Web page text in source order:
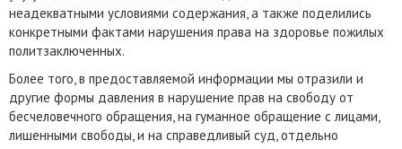
неадекватными условиями содержания, а также поделились
конкретными фактами нарушения права на здоровье пожилых
политзаключенных.
Более того, в предоставляемой информации мы отразили и
другие формы давления в нарушение прав на свободу от
бесчеловечного обращения, на гуманное обращение с лицами,
лишенными свободы, и на справедливый суд, отдельно